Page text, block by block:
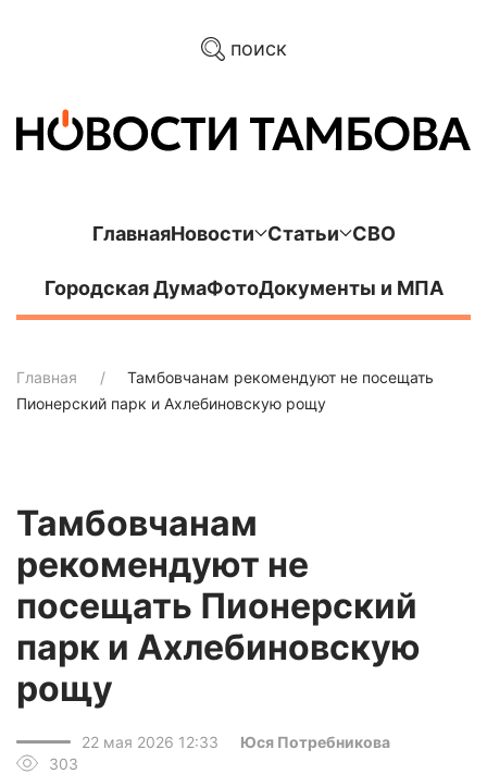
поиск
ГлавнаяНовости Статьи СВО
Городская ДумаФотоДокументы и МПА
Главная
Тамбовчанам рекомендуют не посещать
Пионерский парк и Ахлебиновскую рощу
Тамбовчанам
рекомендуют не
посещать Пионерский
парк и Ахлебиновскую
рощу
22 мая 2026 12:33
Юся Потребникова
303